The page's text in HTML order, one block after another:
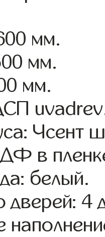
мм.
мм.
мм.
Чсент
в
белый.
дверей: 4